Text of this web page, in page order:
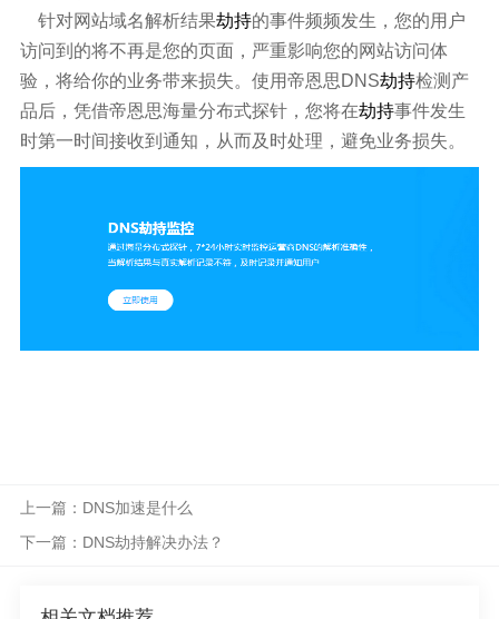
针对网站域名解析结果劫持的事件频频发生，您的用户
访问到的将不再是您的页面，严重影响您的网站访问体
验，将给你的业务带来损失。使用帝恩思DNS劫持检测产
品后，凭借帝恩思海量分布式探针，您将在劫持事件发生
时第一时间接收到通知，从而及时处理，避免业务损失。
上一篇：DNS加速是什么
下一篇：DNS劫持解决办法？